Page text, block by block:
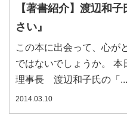
【著書紹介】渡辺和
さい』
この本に出会って、心が
ではないでしょうか。 本
理事長 渡辺和子氏の「...
2014.03.10